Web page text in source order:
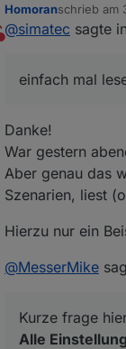
und
Und
Lies
Nicht stören
Homoranschrieb am
zuletzt
@simatec sagte in
einfach mal
Danke!
War gestern
Aber genau das
Szenarien, liest
Hierzu nur ein
@MesserMike
Kurze frage
Alle